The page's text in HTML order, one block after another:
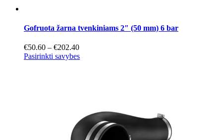
Gofruota žarna tvenkiniams 2″ (50 mm) 6 bar
€50.60 – €202.40Price
range:
Pasirinkti savybesThis
may
chosen